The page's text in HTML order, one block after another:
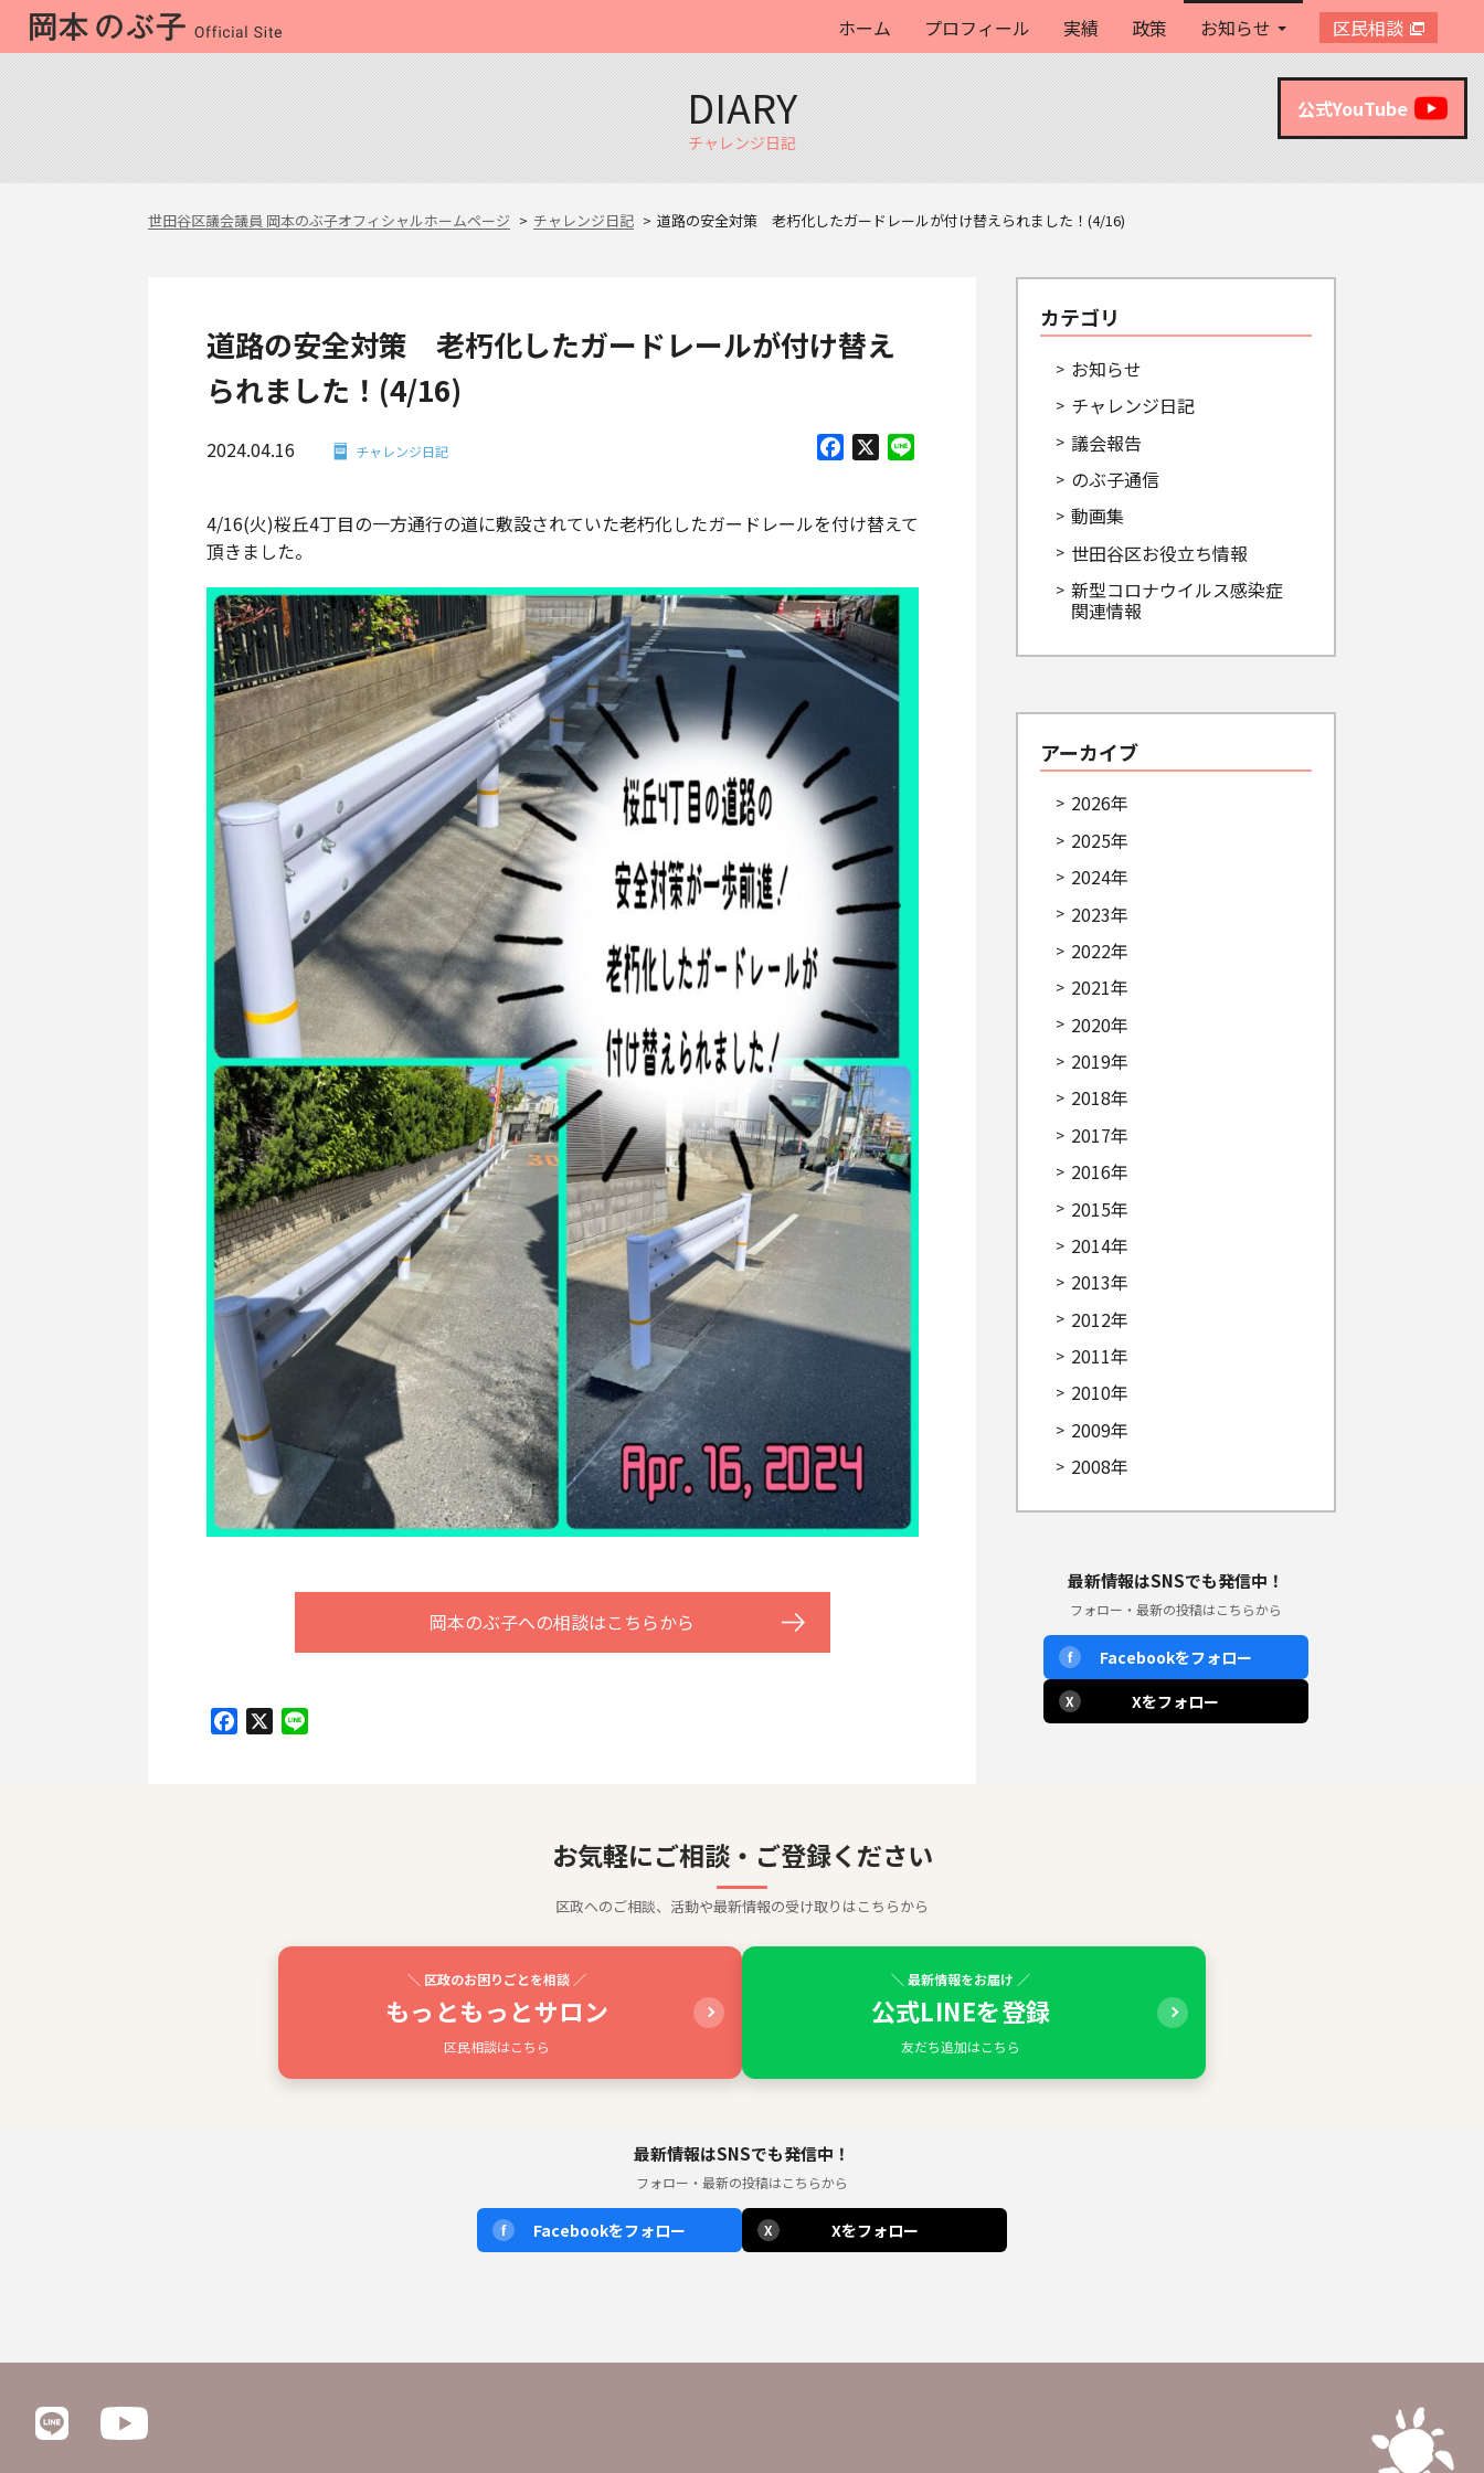
ホーム プロフィール 実績 政策 お知らせ 区民相談
DIARY
チャレンジ日記
世田谷区議会議員 岡本のぶ子オフィシャルホームページ チャレンジ日記 道路の安全対策 老朽化したガードレールが付け替えられました！(4/16)
道路の安全対策 老朽化したガードレールが付け替え
られました！(4/16)
2024.04.16 チャレンジ日記 Facebook
4/16(火)桜丘4丁目の一方通行の道に敷設されていた老朽化したガードレールを付け替えて
頂きました。
岡本のぶ子への相談はこちらから
Facebook
カテゴリ
お知らせ
チャレンジ日記
議会報告
のぶ子通信
動画集
世田谷区お役立ち情報
新型コロナウイルス感染症
関連情報
アーカイブ
2026年
2025年
2024年
2023年
2022年
2021年
2020年
2019年
2018年
2017年
2016年
2015年
2014年
2013年
2012年
2011年
2010年
2009年
2008年
最新情報はSNSでも発信中！
フォロー・最新の投稿はこちらから
f Facebookをフォロー
X Xをフォロー
公式YouTube
お気軽にご相談・ご登録ください
区政へのご相談、活動や最新情報の受け取りはこちらから
＼ 区政のお困りごとを相談 ／
もっともっとサロン
区民相談はこちら
＼ 最新情報をお届け ／
公式LINEを登録
友だち追加はこちら
最新情報はSNSでも発信中！
フォロー・最新の投稿はこちらから
f Facebookをフォロー X Xをフォロー